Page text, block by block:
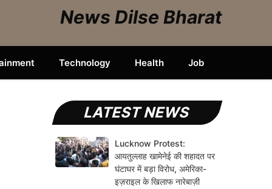
News Dilse Bharat
Technology Health Job
LATEST NEWS
Lucknow Protest:
आयतुल्लाह खामेनेई की शहादत पर
घंटाघर में बड़ा विरोध, अमेरिका-
इज़राइल के खिलाफ नारेबाज़ी